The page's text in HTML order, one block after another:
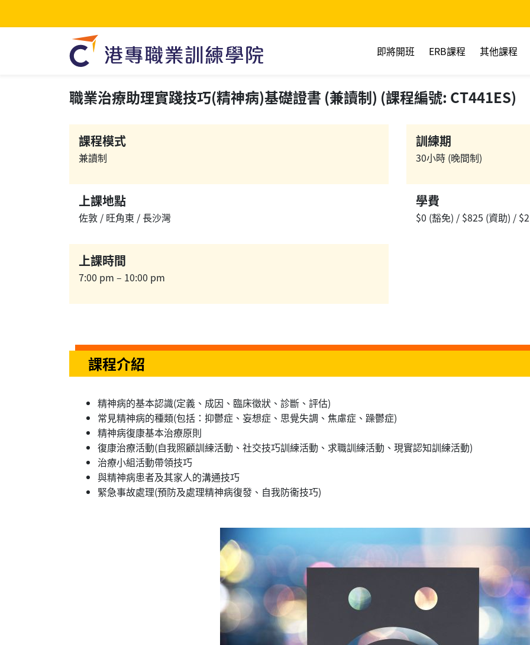
即將開班 ERB課程 其他課程
職業治療助理實踐技巧(精神病)基礎證書 (兼讀制) (課程編號: CT441ES)
課程模式
兼讀制
訓練期
30小時 (晚間制)
上課地點
佐敦 / 旺角東 / 長沙灣
學費
$0 (豁免) / $825 (資助) /
上課時間
7:00 pm – 10:00 pm
課程介紹
精神病的基本認識(定義、成因、臨床徵狀、診斷、評估)
常見精神病的種類(包括：抑鬱症、妄想症、思覺失調、焦慮症、躁鬱症)
精神病復康基本治療原則
復康治療活動(自我照顧訓練活動、社交技巧訓練活動、求職訓練活動、現實認知訓練活動)
治療小組活動帶領技巧
與精神病患者及其家人的溝通技巧
緊急事故處理(預防及處理精神病復發、自我防衞技巧)